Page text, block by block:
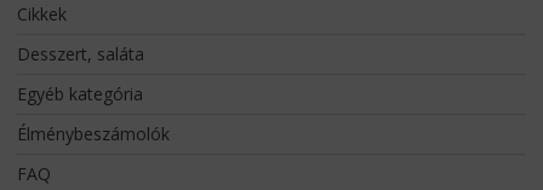
Cikkek
Desszert, saláta
Egyéb kategória
Élménybeszámolók
FAQ